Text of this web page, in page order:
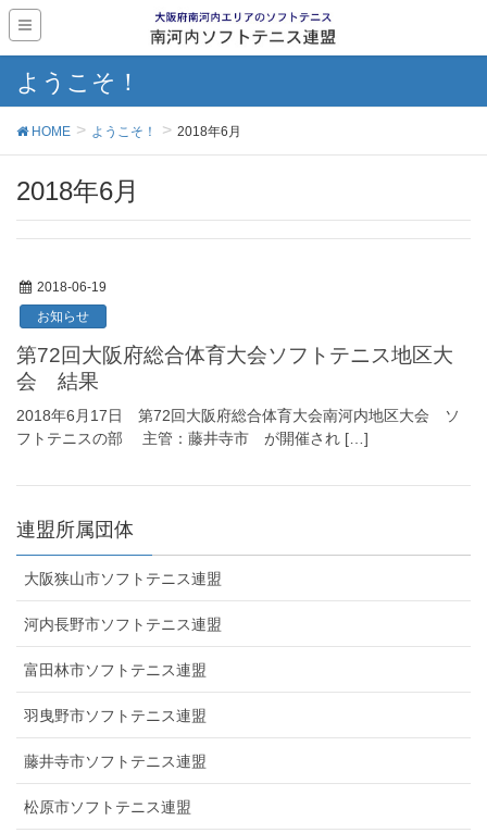
ようこそ！
HOME ようこそ！ 2018年6月
2018年6月
2018-06-19
お知らせ
第72回大阪府総合体育大会ソフトテニス地区大
会 結果
2018年6月17日 第72回大阪府総合体育大会南河内地区大会 ソ
フトテニスの部 主管：藤井寺市 が開催され […]
連盟所属団体
大阪狭山市ソフトテニス連盟
河内長野市ソフトテニス連盟
富田林市ソフトテニス連盟
羽曳野市ソフトテニス連盟
藤井寺市ソフトテニス連盟
松原市ソフトテニス連盟